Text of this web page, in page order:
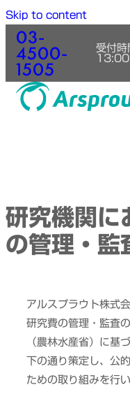
Skip to content
03-
4500-
1505
受付
研究機関に
の管理・監
アルスプラウト株式
研究費の管理・監査
（農林水産省）に基
下の通り策定し、公
ための取り組みを行い